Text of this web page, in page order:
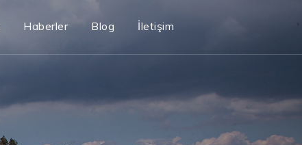
Haberler Blog İletişim